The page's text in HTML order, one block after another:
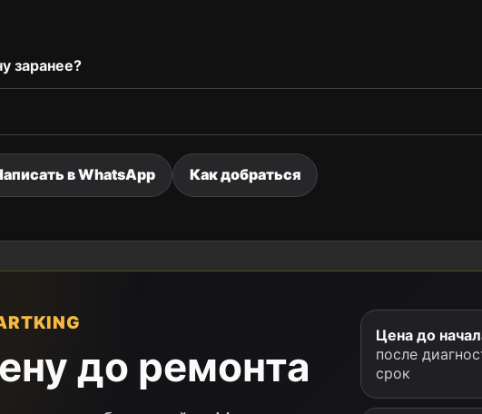
заранее?
в WhatsApp Как добраться
до ремонта
Цена до
после
срок